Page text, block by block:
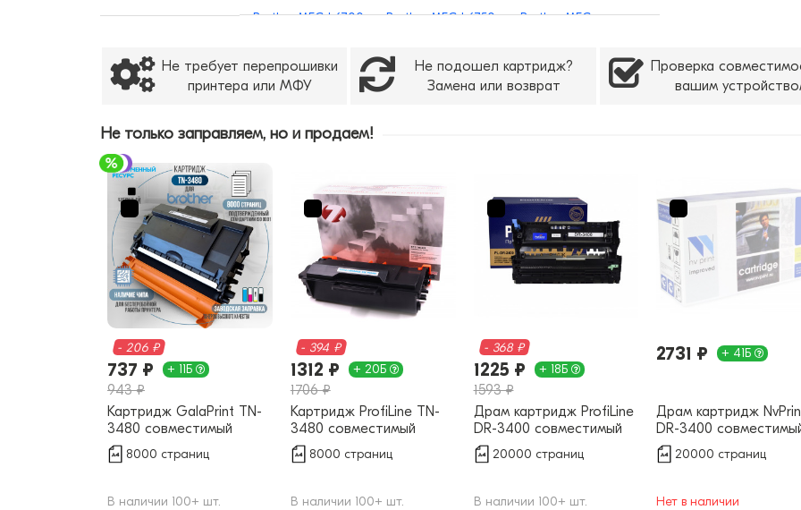
Brother MFC-L6700
Brother MFC-L6750
Brother MFC-
Brother MFC-
L6900DW
Не требует перепрошивки
принтера или МФУ
Не подошел картридж?
Замена или возврат
Проверка
вашим
Не только заправляем, но и продаем!
- 206 ₽
737 ₽ + 11Б
943 ₽
Картридж GalaPrint TN-
3480 совместимый
8000 страниц
В наличии 100+ шт.
- 394 ₽
1312 ₽ + 20Б
1706 ₽
Картридж ProfiLine TN-
3480 совместимый
8000 страниц
В наличии 100+ шт.
- 368 ₽
1225 ₽ + 18Б
1593 ₽
Драм картридж ProfiLine
DR-3400 совместимый
20000 страниц
В наличии 100+ шт.
2731 ₽ + 41Б
Драм картридж
DR-3400
20000 страниц
Нет в наличии